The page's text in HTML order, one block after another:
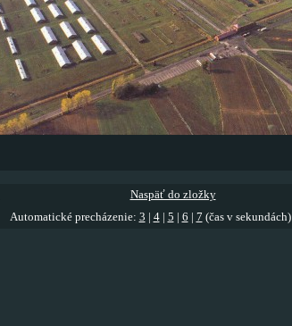
Naspäť do zložky
Automatické precházenie: 3 4| 5 6 7 (čas v sekundách)